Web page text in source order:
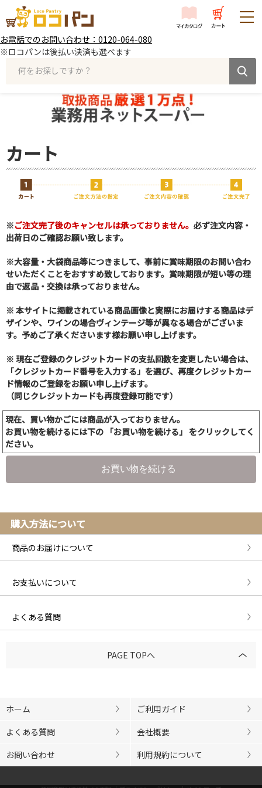
お電話でのお問い合わせ：0120-064-080
※ロコパンは後払い決済も選べます
何をお探しですか？
カート
※ご注文完了後のキャンセルは承っておりません。 必ず注文内容・
出荷日のご確認お願い致します。
※大容量・大袋商品等につきまして、事前に賞味期限のお問い合わ
せいただくことをおすすめ致しております。賞味期限が短い等の理
由で返品・交換は承っておりません。
※ 本サイトに掲載されている商品画像と実際にお届けする商品はデ
ザインや、ワインの場合ヴィンテージ等が異なる場合がございま
す。予めご了承くださいます様お願い申し上げます。
※ 現在ご登録のクレジットカードの支払回数を変更したい場合は、
「クレジットカード番号を入力する」を選び、再度クレジットカー
ド情報のご登録をお願い申し上げます。
（同じクレジットカードも再度登録可能です）
現在、買い物かごには商品が入っておりません。
お買い物を続けるには下の 「お買い物を続ける」 をクリックしてく
ださい。
お買い物を続ける
購入方法について
商品のお届けについて
お支払いについて
よくある質問
PAGE TOPへ
ホーム
ご利用ガイド
よくある質問
会社概要
お問い合わせ
利用規約について